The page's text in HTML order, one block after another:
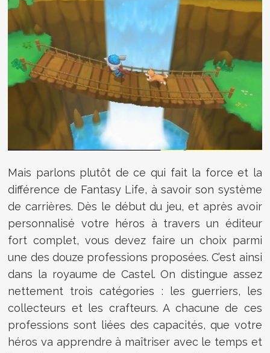
Mais parlons plutôt de ce qui fait la force et la
différence de Fantasy Life, à savoir son système
de carrières. Dès le début du jeu, et après avoir
personnalisé votre héros à travers un éditeur
fort complet, vous devez faire un choix parmi
une des douze professions proposées. C’est ainsi
dans la royaume de Castel. On distingue assez
nettement trois catégories : les guerriers, les
collecteurs et les crafteurs. A chacune de ces
professions sont liées des capacités, que votre
héros va apprendre à maîtriser avec le temps et